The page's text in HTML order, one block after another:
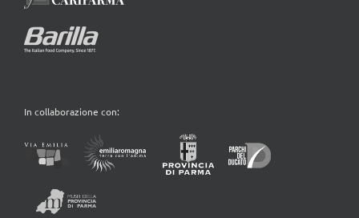
In collaborazione con: